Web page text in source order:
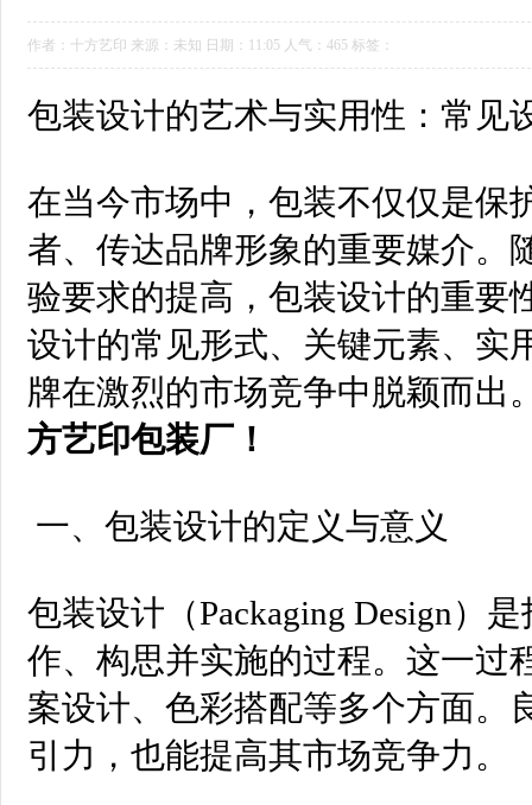
作者：十方艺印 来源：未知 日期：11:05 人气： 465 标签：
包装设计的艺术与实用性：常见
在当今市场中，包装不仅仅是保
者、传达品牌形象的重要媒介。
验要求的提高，包装设计的重要
设计的常见形式、关键元素、实
牌在激烈的市场竞争中脱颖而出
方艺印包装厂！
一、包装设计的定义与意义
包装设计（Packaging Design）
作、构思并实施的过程。这一过
案设计、色彩搭配等多个方面。
引力，也能提高其市场竞争力。